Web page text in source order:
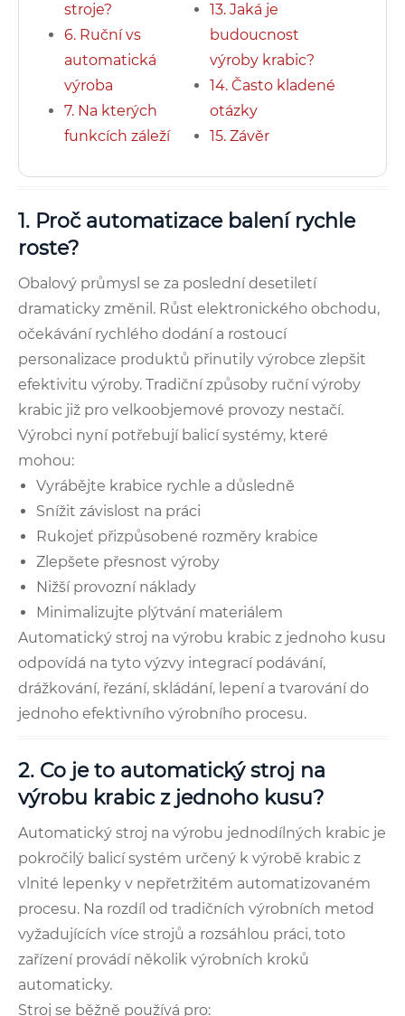
stroje?
6. Ruční vs
automatická
výroba
7. Na kterých
funkcích záleží
13. Jaká je
budoucnost
výroby krabic?
14. Často kladené
otázky
15. Závěr
1. Proč automatizace balení rychle
roste?
Obalový průmysl se za poslední desetiletí
dramaticky změnil. Růst elektronického obchodu,
očekávání rychlého dodání a rostoucí
personalizace produktů přinutily výrobce zlepšit
efektivitu výroby. Tradiční způsoby ruční výroby
krabic již pro velkoobjemové provozy nestačí.
Výrobci nyní potřebují balicí systémy, které
mohou:
Vyrábějte krabice rychle a důsledně
Snížit závislost na práci
Rukojeť přizpůsobené rozměry krabice
Zlepšete přesnost výroby
Nižší provozní náklady
Minimalizujte plýtvání materiálem
Automatický stroj na výrobu krabic z jednoho kusu
odpovídá na tyto výzvy integrací podávání,
drážkování, řezání, skládání, lepení a tvarování do
jednoho efektivního výrobního procesu.
2. Co je to automatický stroj na
výrobu krabic z jednoho kusu?
Automatický stroj na výrobu jednodílných krabic je
pokročilý balicí systém určený k výrobě krabic z
vlnité lepenky v nepřetržitém automatizovaném
procesu. Na rozdíl od tradičních výrobních metod
vyžadujících více strojů a rozsáhlou práci, toto
zařízení provádí několik výrobních kroků
automaticky.
Stroj se běžně používá pro: